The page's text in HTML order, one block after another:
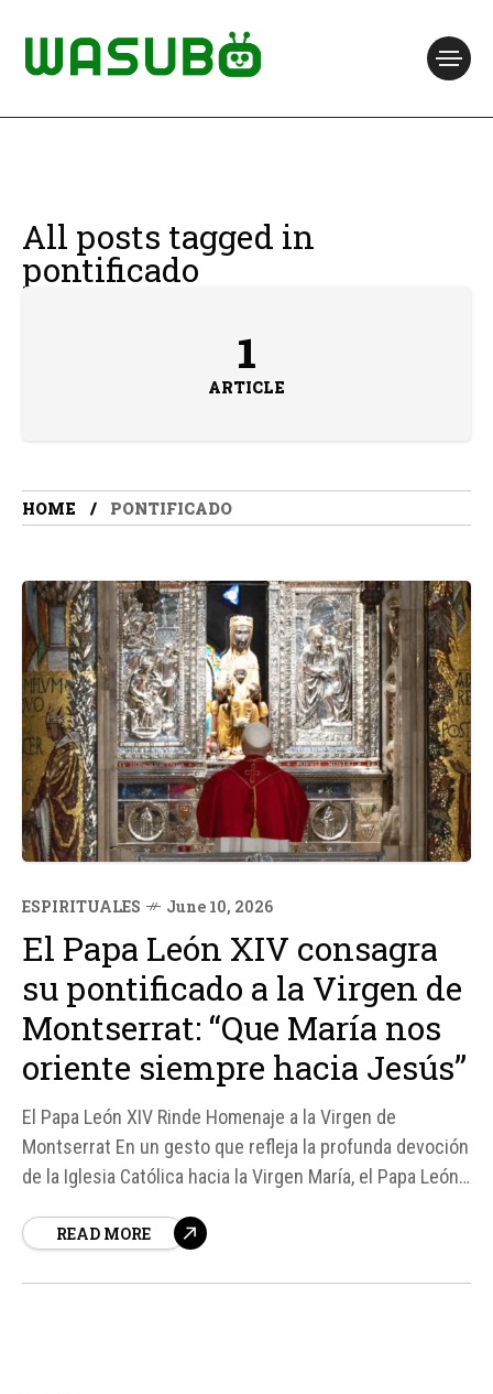
All posts tagged in
pontificado
1
ARTICLE
HOME PONTIFICADO
ESPIRITUALES June 10, 2026
El Papa León XIV consagra
su pontificado a la Virgen de
Montserrat: “Que María nos
oriente siempre hacia Jesús”
El Papa León XIV Rinde Homenaje a la Virgen de
Montserrat En un gesto que refleja la profunda devoción
de la Iglesia Católica hacia la Virgen María, el Papa León
Montserrat en Cataluña, España.
READ MORE